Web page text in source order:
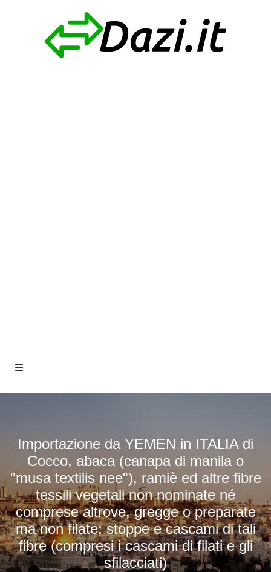
Importazione da YEMEN in ITALIA di
Cocco, abaca (canapa di manila o
"musa textilis nee"), ramiè ed altre fibre
tessili vegetali non nominate né
comprese altrove, gregge o preparate
ma non filate; stoppe e cascami di tali
fibre (compresi i cascami di filati e gli
sfilacciati)